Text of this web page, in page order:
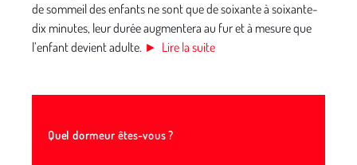
de sommeil des enfants ne sont que de soixante à soixante-
dix minutes, leur durée augmentera au fur et à mesure que
l’enfant devient adulte. ► Lire la suite
Quel dormeur êtes-vous ?